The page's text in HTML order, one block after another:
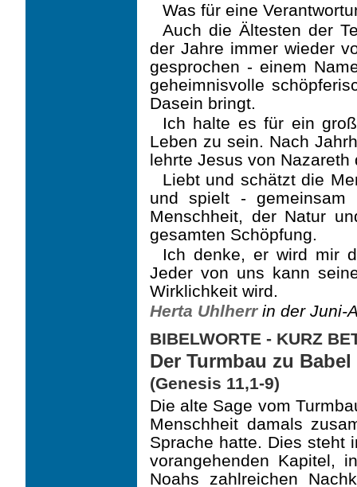
Was für eine
Auch die Ältesten der
der Jahre immer wieder
gesprochen - einem
ge­heimnisvolle
Dasein bringt.
Ich halte es für ein
Leben zu sein. Nach
lehrte Jesus von
Liebt und schätzt die
und spielt -
Menschheit, der Natur
gesamten Schöpfung.
Ich denke, er wird mir
Jeder von uns kann
Wirklichkeit wird.
Herta Uhlherrin der Juni-
BIBELWORTE - KURZ
Der Turmbau zu Babel
(Genesis 11,1-9)
Die alte Sage vom
Menschheit damals
Sprache hatte. Dies steht
vorangehenden Kapitel,
Noahs zahlreichen